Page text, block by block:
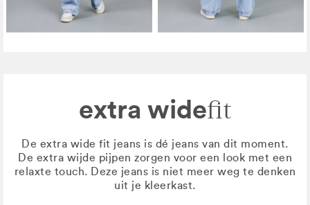
extra widefit
De extra wide fit jeans is dé jeans van dit moment.
De extra wijde pijpen zorgen voor een look met een
relaxte touch. Deze jeans is niet meer weg te denken
uit je kleerkast.